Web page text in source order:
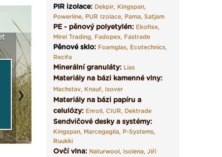
›
Vyberte si izolaci a pak
ji tady klidně poptejte ›
Vytvořte si vizualizaci
fasády ›
Next
PIR izolace: Dekpir, Kingspan,
Powerline, PUR Izolace, Pama, Satjam
PE - pěnový polyetylén: Ekoflex,
Mirel Trading, Fadopex, Fastrade
Pěnové sklo: Foamglas, Ecotechnics,
Recifa
Minerální granuláty: Lias
Materiály na bázi kamenné vlny:
Machstav, Knauf, Isover
Materiály na bázi papíru a
celulózy: Enroll, CIUR, Dektrade
Sendvičové desky a systémy:
Kingspan, Marcegaglia, P-Systems,
Ruukki
Ovčí vlna: Naturwool, Isolena, Jiří